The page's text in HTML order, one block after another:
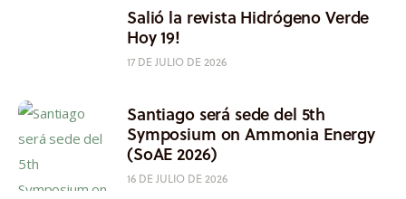
Salió la revista Hidrógeno Verde
Hoy 19!
17 DE JULIO DE 2026
Santiago será sede del 5th
Symposium on Ammonia Energy
(SoAE 2026)
16 DE JULIO DE 2026